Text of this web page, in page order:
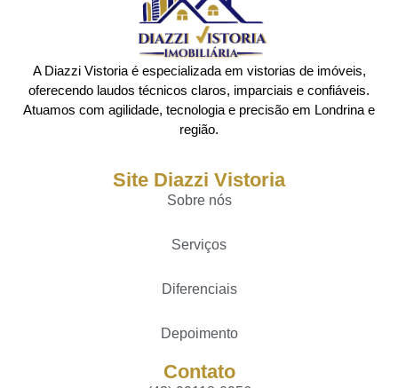
A Diazzi Vistoria é especializada em vistorias de imóveis,
oferecendo laudos técnicos claros, imparciais e confiáveis.
Atuamos com agilidade, tecnologia e precisão em Londrina e
região.
Site Diazzi Vistoria
Sobre nós
Serviços
Diferenciais
Depoimento
Contato